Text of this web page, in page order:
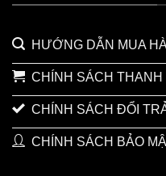
HƯỚNG DẪN MUA
CHÍNH SÁCH THANH
CHÍNH SÁCH ĐỔI
CHÍNH SÁCH BẢO